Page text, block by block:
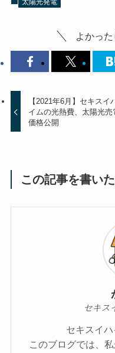
よかっ
【2021年6月】セキスイ
イムの光熱費、太陽光売
価格公開
この記事を書い
セキス
セキスイハ
このブログでは、